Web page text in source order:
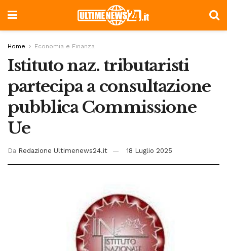
Home Economia e Finanza
Istituto naz. tributaristi
partecipa a consultazione
pubblica Commissione
Ue
Da Redazione Ultimenews24.it 18 Luglio 2025